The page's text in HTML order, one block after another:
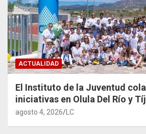
ACTUALIDAD
El Instituto de la Juventud
iniciativas en Olula Del Río y
agosto 4, 2026 LC